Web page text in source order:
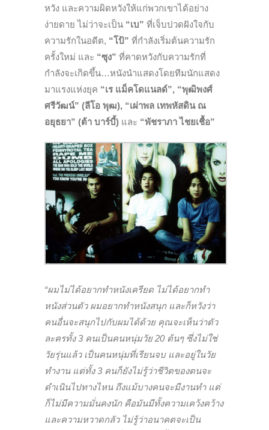
หวัง และความผิดหวังให้แก่พวกเขาได้อย่าง
ง่ายดาย ไม่ว่าจะเป็น “เบ” ที่เจ็บปวดฝังใจกับ
ความรักในอดีต, “โป้” ที่กำลังเริ่มต้นความรัก
ครั้งใหม่ และ “ซุง” ที่คาดหวังกับความรักที่
กำลังจะเกิดขึ้น…หนังนำแสดงโดยทีมนักแสดง
มาแรงแห่งยุค “เร แม็คโดแนลด์”, “พุฒิพงศ์
ศรีวัฒน์” (ลีโอ พุฒ), “เผ่าพล เทพหัสดิน ณ
อยุธยา” (ต้า บาร์บี้) และ “พัชราภา ไชยเชื้อ”
“ผมไม่ได้อยากทำหนังเครียด ไม่ได้อยากทำ
หนังส่วนตัว ผมอยากทำหนังสนุก และก็หวังว่า
คนอื่นจะสนุกไปกับผมได้ด้วย คุณจะเห็นว่าตัว
ละครทั้ง3 คนเป็นคนหนุ่มวัย20 ต้นๆ ซึ่งไม่ใช่
วัยรุ่นแล้ว เป็นคนหนุ่มที่เรียนจบ และอยู่ในวัย
ทำงาน แต่ทั้ง3 คนก็ยังไม่รู้ว่าชีวิตของตนจะ
ดำเนินไปทางไหน ถึงแม้บางคนจะมีงานทำ แต่
ก็ไม่มีความมั่นคงนัก คือมันมีทั้งความเคว้งคว้าง
และความหวาดกลัว ไม่รู้ว่าอนาคตจะเป็น